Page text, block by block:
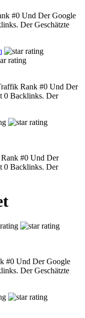
#0 Und Der Google
Der Geschätzte
Rank #0 Und Der
0 Backlinks. Der
#0 Und Der
0 Backlinks. Der
#0 Und Der Google
Der Geschätzte